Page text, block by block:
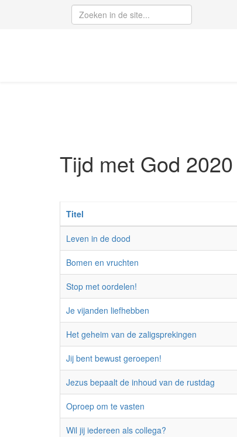
Tijd met God 2020
Titel
Leven in de dood
Bomen en vruchten
Stop met oordelen!
Je vijanden liefhebben
Het geheim van de zaligsprekingen
Jij bent bewust geroepen!
Jezus bepaalt de inhoud van de rustdag
Oproep om te vasten
Wil jij iedereen als collega?